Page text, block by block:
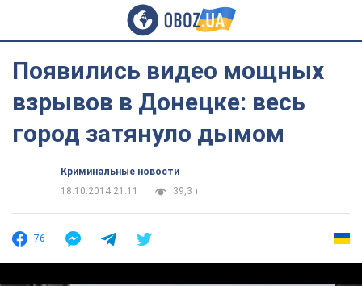
Появились видео мощных
взрывов в Донецке: весь
город затянуло дымом
Криминальные новости
18.10.2014 21:11
39,3 т.
76